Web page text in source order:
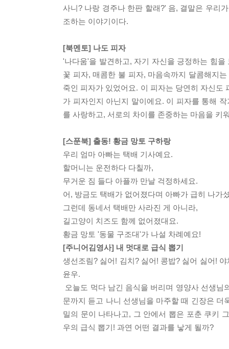
사니? 나랑 경주나 한판 할래?' 음, 결말은 우리
조하는 이야기이다.
[북멘토] 나도 피자
'나다움'을 발견하고, 자기 자신을 긍정하는 힘
꽃 피자, 매콤한 불 피자, 마음속까지 달콤해지
죽인 피자가 있었어요. 이 피자는 당연히 자신
가 피자인지 아닌지 말이에요. 이 피자를 통해
를 사랑하고, 서로의 차이를 존중하는 마음을 키
[스푼북] 출동! 황금 망토 구하랑
우리 엄마 아빠는 택배 기사예요.
할머니는 운전하다 다칠까,
무거운 짐 들다 아플까 만날 걱정하세요.
어, 방금도 택배가 없어졌다며 아빠가 급히 나가
그런데 동네서 택배만 사라진 게 아니라,
길고양이 치즈도 함께 없어졌대요.
황금 망토 '동물 구조대'가 나설 차례예요!
[주니어김영사] 내 멋대로 급식 뽑기
생선조림? 싫어! 김치? 싫어! 콩밥? 싫어 싫어!
윤우.
오늘도 먹다 남긴 음식을 버리며 영양사 선생
문까지 듣고 나니 선생님을 마주할 때 긴장은
밀의 문이 나타나고, 그 안에서 뽑은 포춘 쿠키
우의 급식 뽑기! 과연 어떤 결과를 낳게 될까?